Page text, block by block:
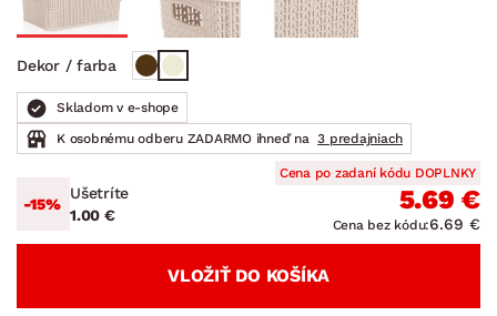
Dekor / farba
Skladom v e-shope
K osobnému odberu ZADARMO ihneď na 3 predajniach
-15%
Ušetríte
1.00 €
Cena po zadaní kódu DOPLNKY
5.69 €
Cena bez kódu:6.69 €
VLOŽIŤ DO KOŠÍKA